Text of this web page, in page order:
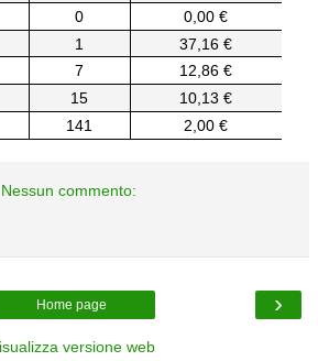
0
0,00 €
1
37,16 €
7
12,86 €
15
10,13 €
141 2,00 €
Nessun commento:
›
Home page
versione web